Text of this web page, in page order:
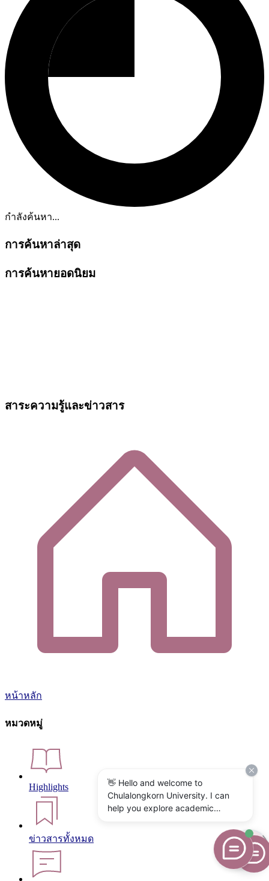
กำลังค้นหา...
การค้นหาล่าสุด
การค้นหายอดนิยม
สาระความรู้และข่าวสาร
หน้าหลัก
หมวดหมู่
Highlights
ข่าวสารทั้งหมด
👋 Hello and welcome to
Chulalongkorn University. I can
help you explore academic